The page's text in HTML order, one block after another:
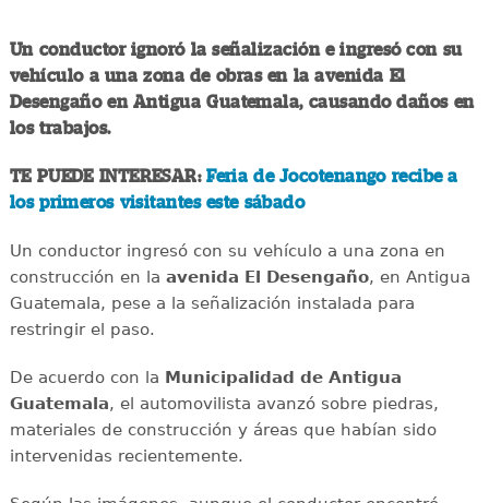
Un conductor ignoró la señalización e ingresó con su
vehículo a una zona de obras en la avenida El
Desengaño en Antigua Guatemala, causando daños en
los trabajos.
TE PUEDE INTERESAR:Feria de Jocotenango recibe a
los primeros visitantes este sábado
Un conductor ingresó con su vehículo a una zona en
construcción en la avenida El Desengaño, en Antigua
Guatemala, pese a la señalización instalada para
restringir el paso.
De acuerdo con la Municipalidad de Antigua
Guatemala, el automovilista avanzó sobre piedras,
materiales de construcción y áreas que habían sido
intervenidas recientemente.